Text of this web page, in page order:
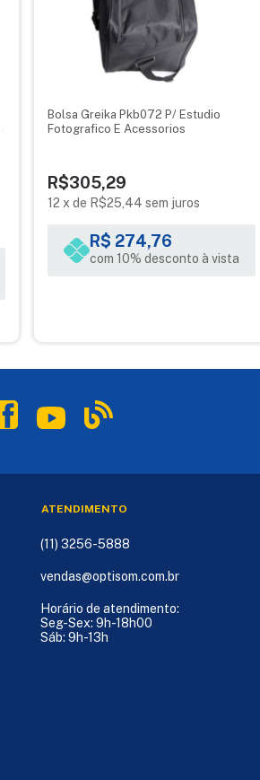
Bolsa Greika Pkb072 P/ Estudio
Fotografico E Acessorios
R$305,29
12 xde R$25,44 sem juros
R$ 274,76
com 10% desconto à vista
ATENDIMENTO
(11) 3256-5888
vendas@optisom.com.br
Horário de atendimento:
Seg-Sex: 9h-18h00
Sáb: 9h-13h